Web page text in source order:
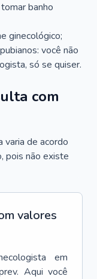
banho
ginecológico;
você não
só se quiser.
com
varia de acordo
pois não existe
valores
em
Aqui você